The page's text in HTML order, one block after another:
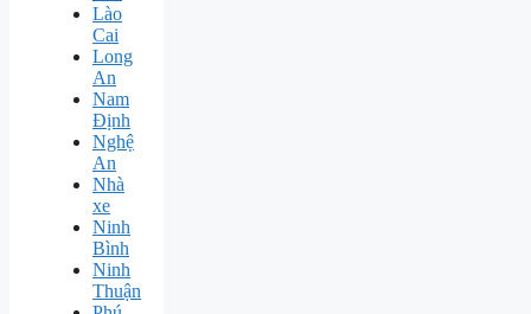
Lào
Cai
Long
An
Nam
Định
Nghệ
An
Nhà
xe
Ninh
Bình
Ninh
Thuận